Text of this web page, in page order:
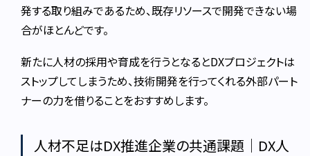
発する取り組みであるため、既存リソースで開発できない場
合がほとんどです。
新たに人材の採用や育成を行うとなるとDXプロジェクトは
ストップしてしまうため、技術開発を行ってくれる外部パート
ナーの力を借りることをおすすめします。
人材不足はDX推進企業の共通課題｜DX人